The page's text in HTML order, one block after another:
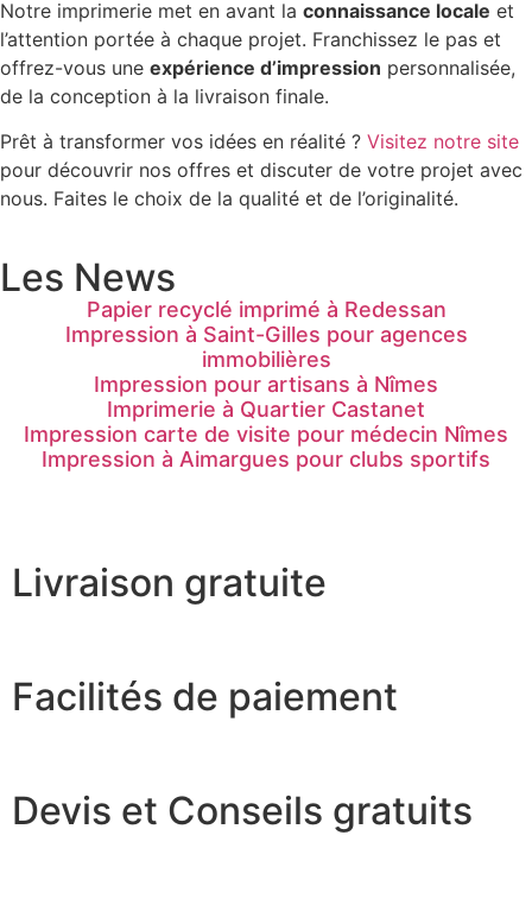
Notre imprimerie met en avant la connaissance locale et
l’attention portée à chaque projet. Franchissez le pas et
offrez-vous une expérience d’impression personnalisée,
de la conception à la livraison finale.
Prêt à transformer vos idées en réalité ? Visitez notre site
pour découvrir nos offres et discuter de votre projet avec
nous. Faites le choix de la qualité et de l’originalité.
Les News
Papier recyclé imprimé à Redessan
Impression à Saint-Gilles pour agences
immobilières
Impression pour artisans à Nîmes
Imprimerie à Quartier Castanet
Impression carte de visite pour médecin Nîmes
Impression à Aimargues pour clubs sportifs
Livraison gratuite
Facilités de paiement
Devis et Conseils gratuits